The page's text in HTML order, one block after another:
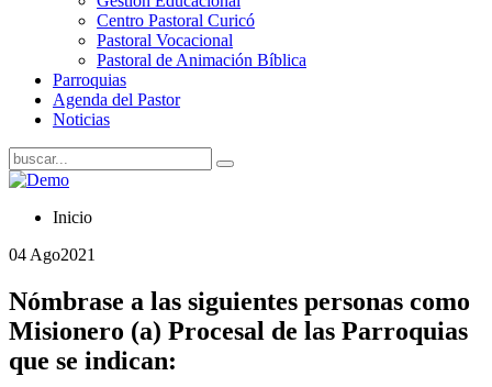
Centro Pastoral Curicó
Pastoral Vocacional
Pastoral de Animación Bíblica
Parroquias
Agenda del Pastor
Noticias
Inicio
04 Ago2021
Nómbrase a las siguientes personas como
Misionero (a) Procesal de las Parroquias
que se indican: